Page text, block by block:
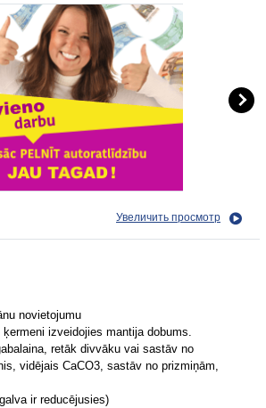
Увеличить просмотр
novietojumu
izveidojies mantija dobums.
retāk divvāku vai sastāv no
vidējais CaCO3, sastāv no prizmiņām,
ir reducējusies)